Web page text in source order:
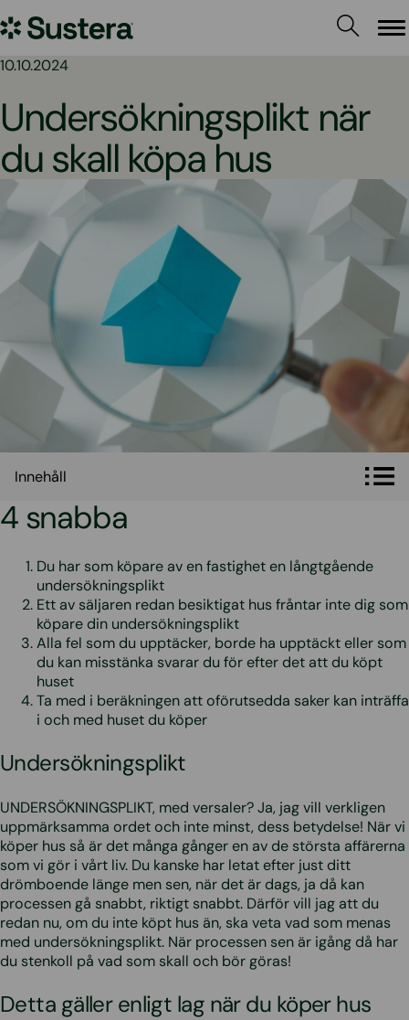
till
Sustera
Sweden
10.10.2024
Undersökningsplikt när
du skall köpa hus
Innehåll
4 snabba
Du har som köpare av en fastighet en långtgående
undersökningsplikt
Ett av säljaren redan besiktigat hus fråntar inte dig som
köpare din undersökningsplikt
Alla fel som du upptäcker, borde ha upptäckt eller som
du kan misstänka svarar du för efter det att du köpt
huset
Ta med i beräkningen att oförutsedda saker kan inträffa
i och med huset du köper
Undersökningsplikt
UNDERSÖKNINGSPLIKT, med versaler? Ja, jag vill verkligen
uppmärksamma ordet och inte minst, dess betydelse! När vi
köper hus så är det många gånger en av de största affärerna
som vi gör i vårt liv. Du kanske har letat efter just ditt
drömboende länge men sen, när det är dags, ja då kan
processen gå snabbt, riktigt snabbt. Därför vill jag att du
redan nu, om du inte köpt hus än, ska veta vad som menas
med undersökningsplikt. När processen sen är igång då har
du stenkoll på vad som skall och bör göras!
Detta gäller enligt lag när du köper hus